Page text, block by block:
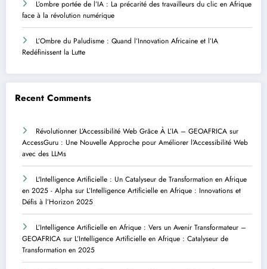
L’ombre portée de l’IA : La précarité des travailleurs du clic en Afrique
face à la révolution numérique
L’Ombre du Paludisme : Quand l’Innovation Africaine et l’IA
Redéfinissent la Lutte
Recent Comments
Révolutionner L’Accessibilité Web Grâce À L’IA – GEOAFRICA sur
AccessGuru : Une Nouvelle Approche pour Améliorer l’Accessibilité Web
avec des LLMs
L'Intelligence Artificielle : Un Catalyseur de Transformation en Afrique
en 2025 - Alpha sur L’Intelligence Artificielle en Afrique : Innovations et
Défis à l’Horizon 2025
L’Intelligence Artificielle en Afrique : Vers un Avenir Transformateur –
GEOAFRICA sur L’Intelligence Artificielle en Afrique : Catalyseur de
Transformation en 2025